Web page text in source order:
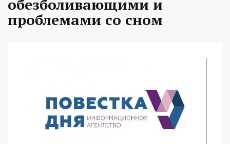
обезболивающими и
проблемами со сном